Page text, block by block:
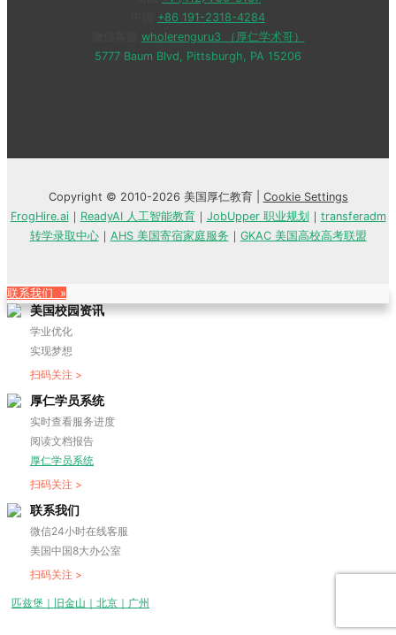
+86 191-2318-4284
wholerenguru3 （厚仁学术哥）
5777 Baum Blvd, Pittsburgh, PA 15206
Copyright © 2010-2026 美国厚仁教育 | Cookie Settings
FrogHire.ai｜ ReadyAI 人工智能教育｜ JobUpper 职业规划 ｜ transferadm
转学录取中心｜ AHS 美国寄宿家庭服务 ｜ GKAC 美国高校高考联盟
联系我们 »
美国校园资讯
学业优化
实现梦想
扫码关注 >
厚仁学员系统
实时查看服务进度
阅读文档报告
厚仁学员系统
扫码关注 >
联系我们
微信24小时在线客服
美国中国8大办公室
扫码关注 >
匹兹堡｜旧金山｜北京｜广州